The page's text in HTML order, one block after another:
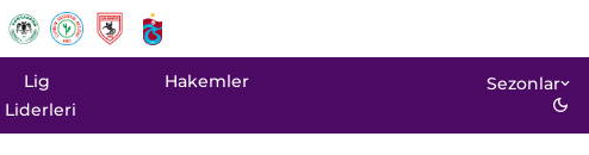
Lig
Liderleri
Hakemler Sezonlar